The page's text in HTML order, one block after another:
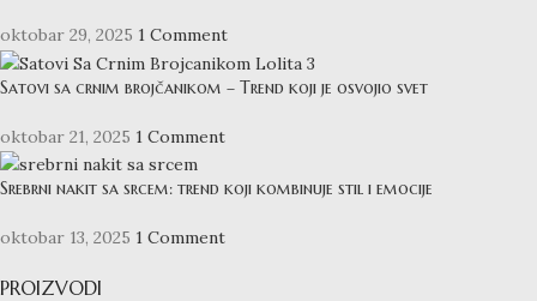
oktobar 29, 2025 1 Comment
Satovi sa crnim brojčanikom – Trend koji je osvojio svet
oktobar 21, 2025 1 Comment
Srebrni nakit sa srcem: trend koji kombinuje stil i emocije
oktobar 13, 2025 1 Comment
PROIZVODI